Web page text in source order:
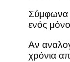
Σύμφωνα
ενός
Αν
χρόνια